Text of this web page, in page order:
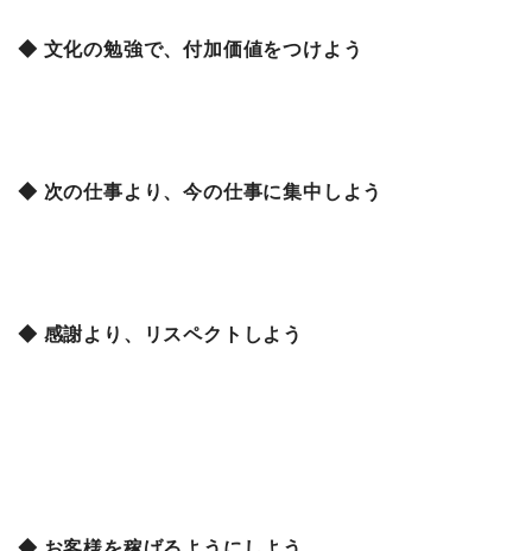
◆ 文化の勉強で、付加価値をつけよう
◆ 次の仕事より、今の仕事に集中しよう
◆ 感謝より、リスペクトしよう